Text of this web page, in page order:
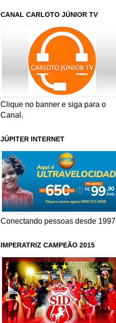
CANAL CARLOTO JÚNIOR TV
Clique no banner e siga para o
Canal.
JÚPITER INTERNET
Conectando pessoas desde 1997
IMPERATRIZ CAMPEÃO 2015